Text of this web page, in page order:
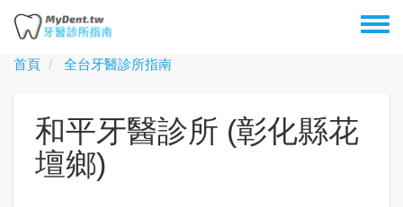
移
主首頁 全台牙醫診所指南
和平牙醫診所 (彰化縣花
壇鄉)